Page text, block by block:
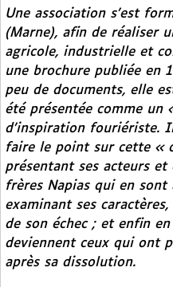
Une association s’est
(Marne), afin de réaliser
agricole, industrielle et
une brochure publiée en
peu de documents, elle
été présentée comme un
d’inspiration fouriériste.
faire le point sur cette «
présentant ses acteurs
frères Napias qui en sont
examinant ses
de son échec ; et enfin
deviennent ceux qui ont
après sa dissolution.